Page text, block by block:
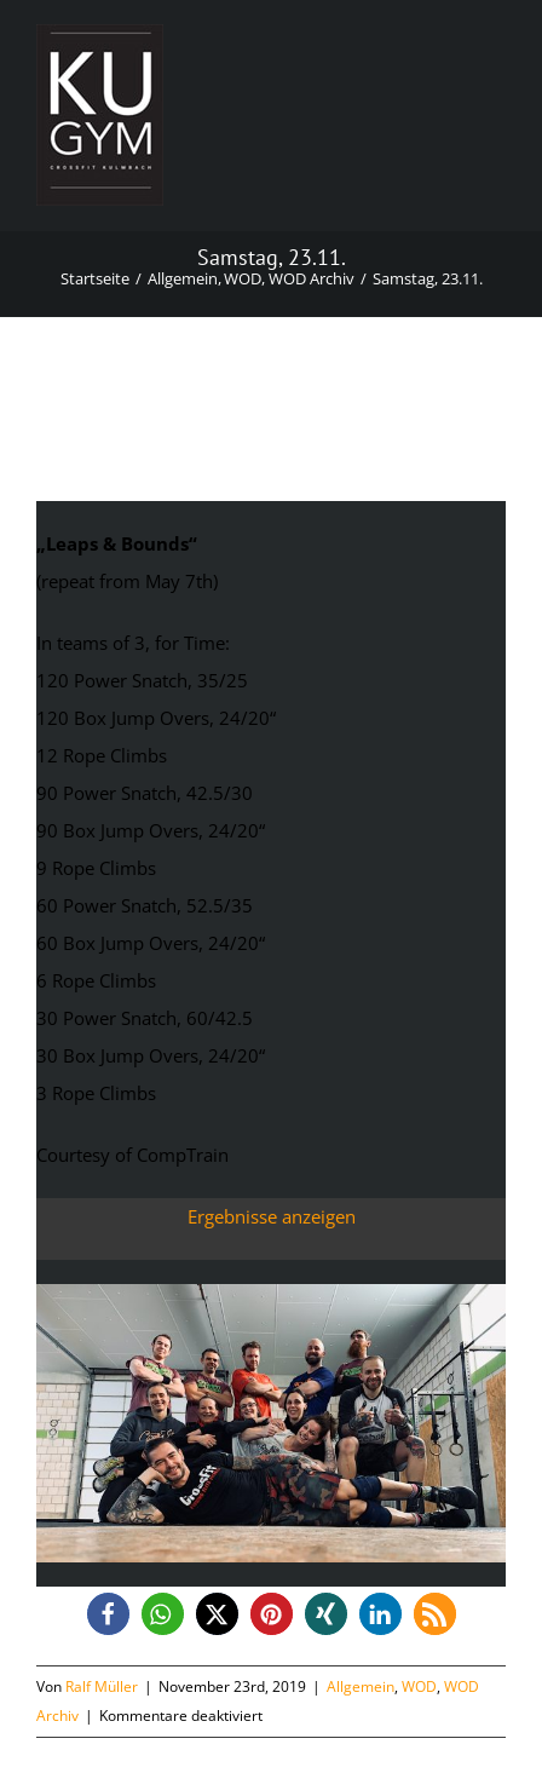
springen
Samstag, 23.11.
Startseite Allgemein WOD WOD Archiv Samstag, 23.11.
„Leaps & Bounds“
(repeat from May 7th)
In teams of 3, for Time:
120 Power Snatch, 35/25
120 Box Jump Overs, 24/20“
12 Rope Climbs
90 Power Snatch, 42.5/30
90 Box Jump Overs, 24/20“
9 Rope Climbs
60 Power Snatch, 52.5/35
60 Box Jump Overs, 24/20“
6 Rope Climbs
30 Power Snatch, 60/42.5
30 Box Jump Overs, 24/20“
3 Rope Climbs
Courtesy of CompTrain
Ergebnisse anzeigen
Von Ralf Müller | November 23rd, 2019 | Allgemein,WOD,WOD
Archiv | Kommentare deaktiviertfür
Samstag,